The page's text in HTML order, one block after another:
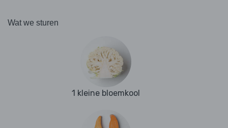
Wat we sturen
1 kleine bloemkool